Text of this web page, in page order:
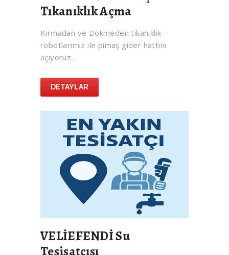
Tıkanıklık Açma
Kırmadan ve Dökmeden tıkanıklık
robotlarımız ile pimaş gider hattını
açıyoruz..
DETAYLAR
VELİEFENDİ Su